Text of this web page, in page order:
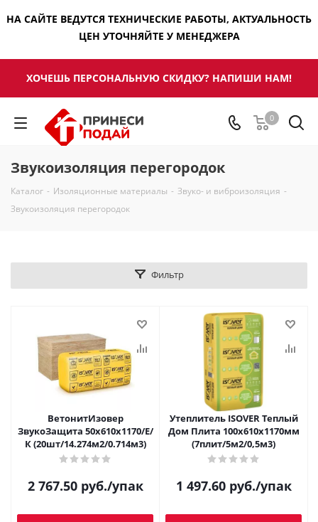
НА САЙТЕ ВЕДУТСЯ ТЕХНИЧЕСКИЕ РАБОТЫ, АКТУАЛЬНОСТЬ
ЦЕН УТОЧНЯЙТЕ У МЕНЕДЖЕРА
ХОЧЕШЬ ПЕРСОНАЛЬНУЮ СКИДКУ? НАПИШИ НАМ!
0
Звукоизоляция перегородок
Каталог - Изоляционные материалы - Звуко- и виброизоляция -
Звукоизоляция перегородок
Фильтр
ВетонитИзовер
ЗвукоЗащита 50х610х1170/Е/
К (20шт/14.274м2/0.714м3)
2 767.50руб./упак
Утеплитель ISOVER Теплый
Дом Плита 100x610х1170мм
(7плит/5м2/0,5м3)
1 497.60руб./упак